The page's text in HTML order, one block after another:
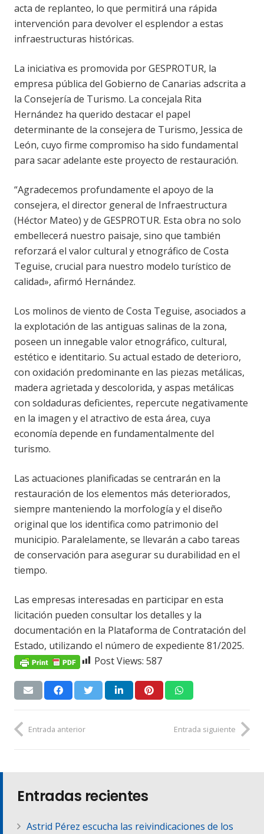
acta de replanteo, lo que permitirá una rápida
intervención para devolver el esplendor a estas
infraestructuras históricas.
La iniciativa es promovida por GESPROTUR, la
empresa pública del Gobierno de Canarias adscrita a
la Consejería de Turismo. La concejala Rita
Hernández ha querido destacar el papel
determinante de la consejera de Turismo, Jessica de
León, cuyo firme compromiso ha sido fundamental
para sacar adelante este proyecto de restauración.
“Agradecemos profundamente el apoyo de la
consejera, el director general de Infraestructura
(Héctor Mateo) y de GESPROTUR. Esta obra no solo
embellecerá nuestro paisaje, sino que también
reforzará el valor cultural y etnográfico de Costa
Teguise, crucial para nuestro modelo turístico de
calidad», afirmó Hernández.
Los molinos de viento de Costa Teguise, asociados a
la explotación de las antiguas salinas de la zona,
poseen un innegable valor etnográfico, cultural,
estético e identitario. Su actual estado de deterioro,
con oxidación predominante en las piezas metálicas,
madera agrietada y descolorida, y aspas metálicas
con soldaduras deficientes, repercute negativamente
en la imagen y el atractivo de esta área, cuya
economía depende en fundamentalmente del
turismo.
Las actuaciones planificadas se centrarán en la
restauración de los elementos más deteriorados,
siempre manteniendo la morfología y el diseño
original que los identifica como patrimonio del
municipio. Paralelamente, se llevarán a cabo tareas
de conservación para asegurar su durabilidad en el
tiempo.
Las empresas interesadas en participar en esta
licitación pueden consultar los detalles y la
documentación en la Plataforma de Contratación del
Estado, utilizando el número de expediente 81/2025.
Post Views: 587
Entrada anterior Entrada siguiente
Entradas recientes
Astrid Pérez escucha las reivindicaciones de los